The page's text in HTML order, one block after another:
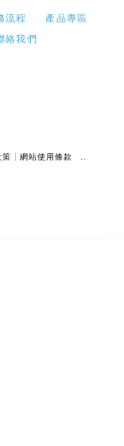
流程
產品專區
絡我們
策 網站使用條款